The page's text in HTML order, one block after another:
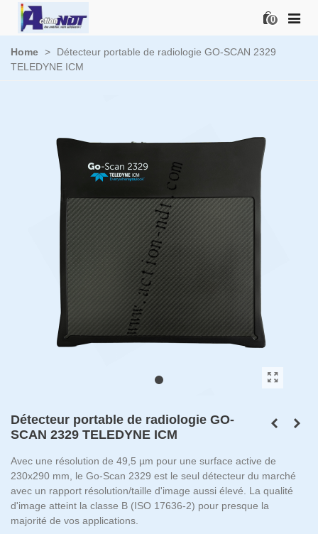
0
Home >
Détecteur portable de radiologie GO-SCAN 2329
TELEDYNE ICM
Détecteur portable de radiologie GO-
SCAN 2329 TELEDYNE ICM
Avec une résolution de 49,5 µm pour une surface active de
230x290 mm, le Go-Scan 2329 est le seul détecteur du marché
avec un rapport résolution/taille d'image aussi élevé. La qualité
d'image atteint la classe B (ISO 17636-2) pour presque la
majorité de vos applications.